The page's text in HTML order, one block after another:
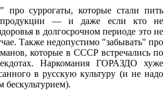
про суррогаты, которые стали пить
продукции — и даже если кто не
в долгосрочном периоде это не
Также недопустимо "забывать" про
которые в СССР встречались по
Наркомания ГОРАЗДО хуже
в русскую культуру (и не надо
бескультурием).